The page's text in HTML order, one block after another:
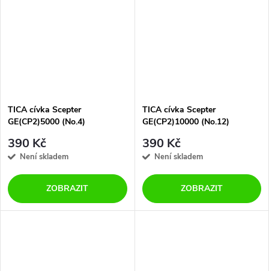
TICA cívka Scepter
GE(CP2)5000 (No.4)
390 Kč
Není skladem
ZOBRAZIT
TICA cívka Scepter
GE(CP2)10000 (No.12)
390 Kč
Není skladem
ZOBRAZIT